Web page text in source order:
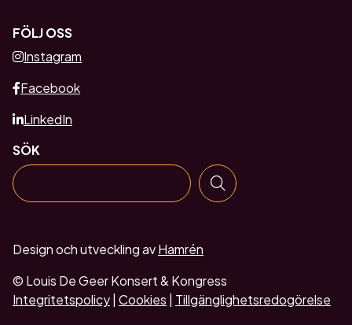
FÖLJ OSS
Instagram
Facebook
LinkedIn
SÖK
Design och utveckling avHamrén
© Louis De Geer Konsert & Kongress
Integritetspolicy Cookies Tillgänglighetsredogörelse